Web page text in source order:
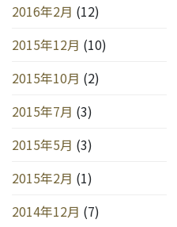
2016年2月 (12)
2015年12月 (10)
2015年10月 (2)
2015年7月 (3)
2015年5月 (3)
2015年2月 (1)
2014年12月 (7)